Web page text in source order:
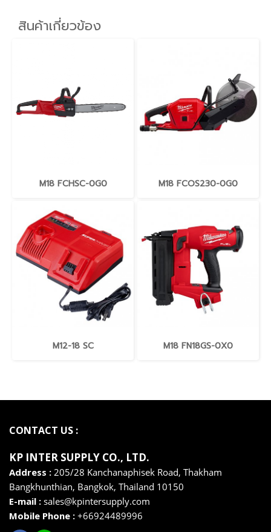
สินค้าเกี่ยวข้อง
M18 FCHSC-0G0 M18 FCOS230-0G0
M12-18 SC M18 FN18GS-0X0
CONTACT US :
KP INTER SUPPLY CO., LTD.
Address : 205/28 Kanchanaphisek Road, Thakham
Bangkhunthian, Bangkok, Thailand 10150
E-mail : sales@kpintersupply.com
Mobile Phone : +66924489996